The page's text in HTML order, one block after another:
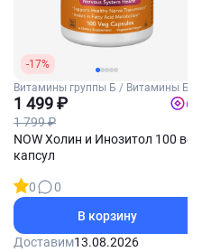
-17%
Витамины группы Б / Витамины Б4
(Холин)
1 499 ₽
1 799 ₽
60
NOW Холин и Инозитол 100 вег
капсул
0
0
В корзину
Доставим13.08.2026